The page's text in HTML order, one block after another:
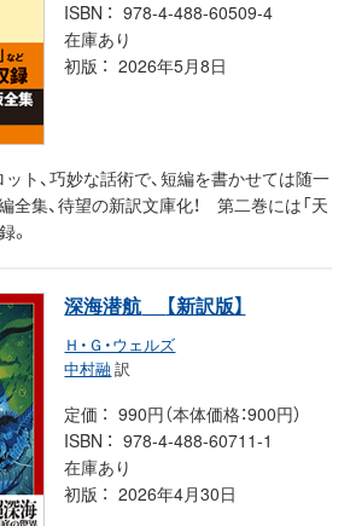
ISBN
978-4-488-60509-4
在庫あり
初版
2026年5月8日
ト、巧妙な話術で、短編を書かせては随一
全集、待望の新訳文庫化！ 第二巻には「天
。
深海潜航 【新訳版】
Ｈ・Ｇ・ウェルズ
中村融訳
定価
990円（本体価格：900円）
ISBN
978-4-488-60711-1
在庫あり
初版
2026年4月30日